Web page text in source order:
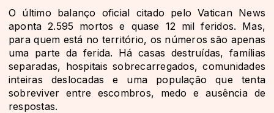
O último balanço oficial citado pelo Vatican News
aponta 2.595 mortos e quase 12 mil feridos. Mas,
para quem está no território, os números são apenas
uma parte da ferida. Há casas destruídas, famílias
separadas, hospitais sobrecarregados, comunidades
inteiras deslocadas e uma população que tenta
sobreviver entre escombros, medo e ausência de
respostas.